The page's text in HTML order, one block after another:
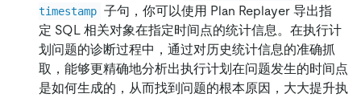
timestamp 子句，你可以使用 Plan Replayer 导出指
定 SQL 相关对象在指定时间点的统计信息。在执行计
划问题的诊断过程中，通过对历史统计信息的准确抓
取，能够更精确地分析出执行计划在问题发生的时间点
是如何生成的，从而找到问题的根本原因，大大提升执